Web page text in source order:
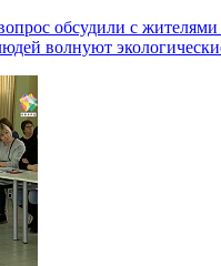
обсудили с
волнуют